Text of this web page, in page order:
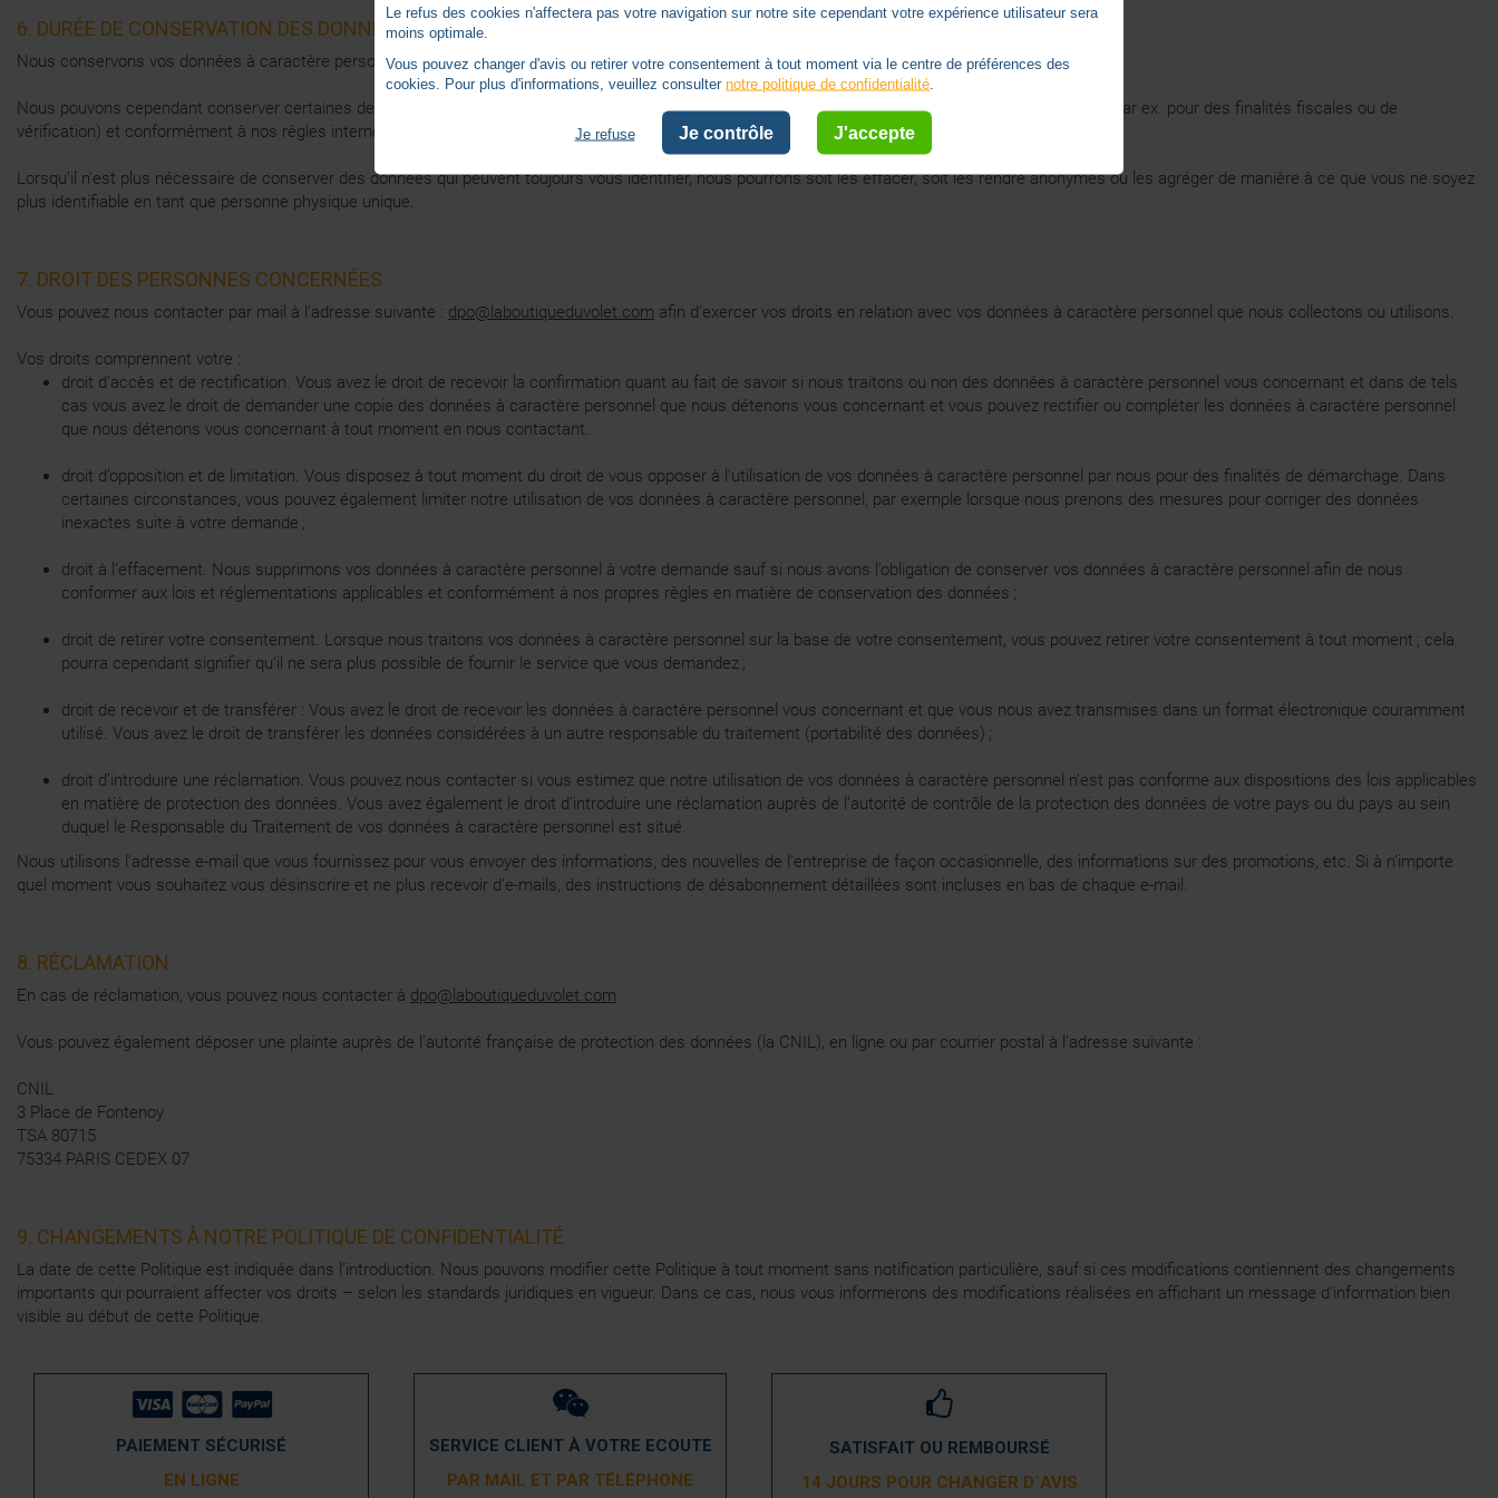
6. DURÉE DE CONSERVATION DES DONNÉES
Nous conservons vos données à caractère personnel aussi longtemps que nécessaire pour chacune des finalités exposées ci-dessus.
Nous pouvons cependant conserver certaines de vos données à caractère personnel à des fins de conformité aux lois et réglementations applicables (par ex. pour des finalités fiscales ou de
vérification) et conformément à nos règles internes en matière de conservation des données.
Lorsqu’il n’est plus nécessaire de conserver des données qui peuvent toujours vous identifier, nous pourrons soit les effacer, soit les rendre anonymes ou les agréger de manière à ce que vous ne soyez
plus identifiable en tant que personne physique unique.
7. DROIT DES PERSONNES CONCERNÉES
Vous pouvez nous contacter par mail à l’adresse suivante : dpo@laboutiqueduvolet.com afin d’exercer vos droits en relation avec vos données à caractère personnel que nous collectons ou utilisons.
Vos droits comprennent votre :
droit d’accès et de rectification. Vous avez le droit de recevoir la confirmation quant au fait de savoir si nous traitons ou non des données à caractère personnel vous concernant et dans de tels
cas vous avez le droit de demander une copie des données à caractère personnel que nous détenons vous concernant et vous pouvez rectifier ou compléter les données à caractère personnel
que nous détenons vous concernant à tout moment en nous contactant.
droit d’opposition et de limitation. Vous disposez à tout moment du droit de vous opposer à l’utilisation de vos données à caractère personnel par nous pour des finalités de démarchage. Dans
certaines circonstances, vous pouvez également limiter notre utilisation de vos données à caractère personnel, par exemple lorsque nous prenons des mesures pour corriger des données
inexactes suite à votre demande ;
droit à l’effacement. Nous supprimons vos données à caractère personnel à votre demande sauf si nous avons l’obligation de conserver vos données à caractère personnel afin de nous
conformer aux lois et réglementations applicables et conformément à nos propres règles en matière de conservation des données ;
droit de retirer votre consentement. Lorsque nous traitons vos données à caractère personnel sur la base de votre consentement, vous pouvez retirer votre consentement à tout moment ; cela
pourra cependant signifier qu’il ne sera plus possible de fournir le service que vous demandez ;
droit de recevoir et de transférer : Vous avez le droit de recevoir les données à caractère personnel vous concernant et que vous nous avez transmises dans un format électronique couramment
utilisé. Vous avez le droit de transférer les données considérées à un autre responsable du traitement (portabilité des données) ;
droit d’introduire une réclamation. Vous pouvez nous contacter si vous estimez que notre utilisation de vos données à caractère personnel n’est pas conforme aux dispositions des lois applicables
en matière de protection des données. Vous avez également le droit d’introduire une réclamation auprès de l’autorité de contrôle de la protection des données de votre pays ou du pays au sein
duquel le Responsable du Traitement de vos données à caractère personnel est situé.
Nous utilisons l’adresse e-mail que vous fournissez pour vous envoyer des informations, des nouvelles de l’entreprise de façon occasionnelle, des informations sur des promotions, etc. Si à n’importe
quel moment vous souhaitez vous désinscrire et ne plus recevoir d’e-mails, des instructions de désabonnement détaillées sont incluses en bas de chaque e-mail.
8. RÉCLAMATION
En cas de réclamation, vous pouvez nous contacter à dpo@laboutiqueduvolet.com
Vous pouvez également déposer une plainte auprès de l’autorité française de protection des données (la CNIL), en ligne ou par courrier postal à l’adresse suivante :
CNIL
3 Place de Fontenoy
TSA 80715
75334 PARIS CEDEX 07
9. CHANGEMENTS À NOTRE POLITIQUE DE CONFIDENTIALITÉ
La date de cette Politique est indiquée dans l’introduction. Nous pouvons modifier cette Politique à tout moment sans notification particulière, sauf si ces modifications contiennent des changements
importants qui pourraient affecter vos droits – selon les standards juridiques en vigueur. Dans ce cas, nous vous informerons des modifications réalisées en affichant un message d’information bien
visible au début de cette Politique.
PAIEMENT SÉCURISÉ
EN LIGNE
SERVICE CLIENT À VOTRE ECOUTE
PAR MAIL ET PAR TÉLÉPHONE
SATISFAIT OU REMBOURSÉ
14 JOURS POUR CHANGER D´AVIS
Le refus des cookies n'affectera pas votre navigation sur notre site cependant votre expérience utilisateur sera
moins optimale.
Vous pouvez changer d'avis ou retirer votre consentement à tout moment via le centre de préférences des
cookies. Pour plus d'informations, veuillez consulternotre politique de confidentialité
Je refuse Je contrôle J'accepte